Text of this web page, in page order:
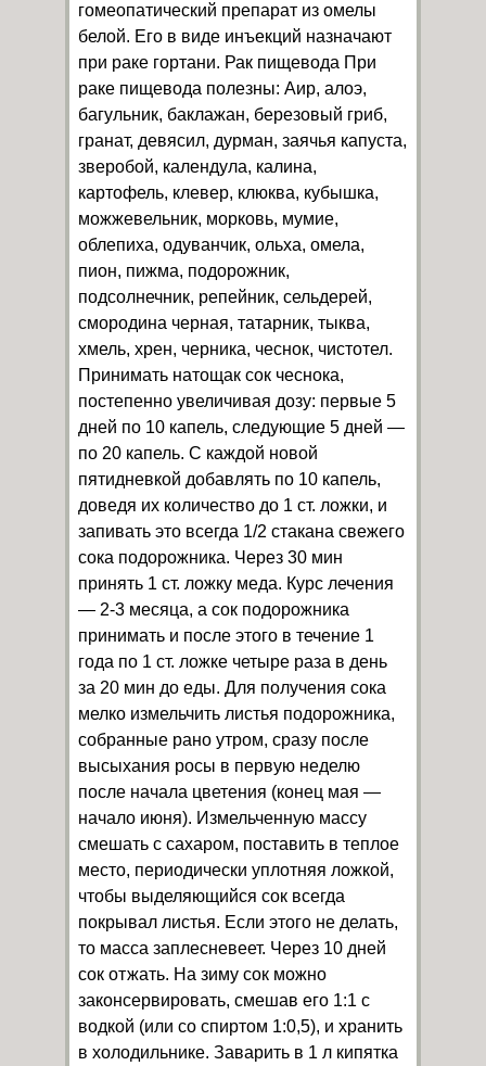
гомеопатический препарат из омелы
белой. Его в виде инъекций назначают
при раке гортани. Рак пищевода При
раке пищевода полезны: Аир, алоэ,
багульник, баклажан, березовый гриб,
гранат, девясил, дурман, заячья капуста,
зверобой, календула, калина,
картофель, клевер, клюква, кубышка,
можжевельник, морковь, мумие,
облепиха, одуванчик, ольха, омела,
пион, пижма, подорожник,
подсолнечник, репейник, сельдерей,
смородина черная, татарник, тыква,
хмель, хрен, черника, чеснок, чистотел.
Принимать натощак сок чеснока,
постепенно увеличивая дозу: первые 5
дней по 10 капель, следующие 5 дней —
по 20 капель. С каждой новой
пятидневкой добавлять по 10 капель,
доведя их количество до 1 ст. ложки, и
запивать это всегда 1/2 стакана свежего
сока подорожника. Через 30 мин
принять 1 ст. ложку меда. Курс лечения
— 2-3 месяца, а сок подорожника
принимать и после этого в течение 1
года по 1 ст. ложке четыре раза в день
за 20 мин до еды. Для получения сока
мелко измельчить листья подорожника,
собранные рано утром, сразу после
высыхания росы в первую неделю
после начала цветения (конец мая —
начало июня). Измельченную массу
смешать с сахаром, поставить в теплое
место, периодически уплотняя ложкой,
чтобы выделяющийся сок всегда
покрывал листья. Если этого не делать,
то масса заплесневеет. Через 10 дней
сок отжать. На зиму сок можно
законсервировать, смешав его 1:1 с
водкой (или со спиртом 1:0,5), и хранить
в холодильнике. Заварить в 1 л кипятка